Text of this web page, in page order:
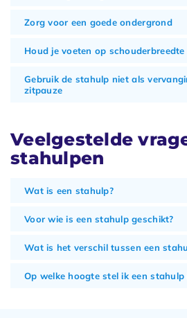
Zorg voor een goede ondergrond
Houd je voeten op schouderbreedte
Gebruik de stahulp niet als
zitpauze
Veelgestelde
stahulpen
Wat is een stahulp?
Voor wie is een stahulp geschikt?
Wat is het verschil tussen een
Op welke hoogte stel ik een stahulp